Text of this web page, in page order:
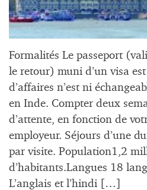
Formalités Le passeport
le retour) muni d’un visa
d’affaires n’est ni
en Inde. Compter deux
d’attente, en fonction de
employeur. Séjours d’une
par visite. Population1,2
d’habitants.Langues 18
L’anglais et l’hindi […]